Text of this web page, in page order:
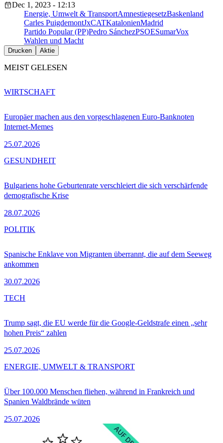
Dec 1, 2023 - 12:13
Energie, Umwelt & TransportAmnestiegesetzBaskenland
Carles PuigdemontJxCATKatalonienMadrid
Partido Popular (PP)Pedro SánchezPSOESumarVox
Wahlen und Macht
Drucken Aktie
MEIST GELESEN
Europäer machen aus den vorgeschlagenen Euro-Banknoten
Internet-Memes
25.07.2026
WIRTSCHAFT
Bulgariens hohe Geburtenrate verschleiert die sich verschärfende
demografische Krise
28.07.2026
GESUNDHEIT
Spanische Enklave von Migranten überrannt, die auf dem Seeweg
ankommen
30.07.2026
POLITIK
Trump sagt, die EU werde für die Google-Geldstrafe einen „sehr
hohen Preis“ zahlen
25.07.2026
TECH
Über 100.000 Menschen fliehen, während in Frankreich und
Spanien Waldbrände wüten
25.07.2026
ENERGIE, UMWELT & TRANSPORT